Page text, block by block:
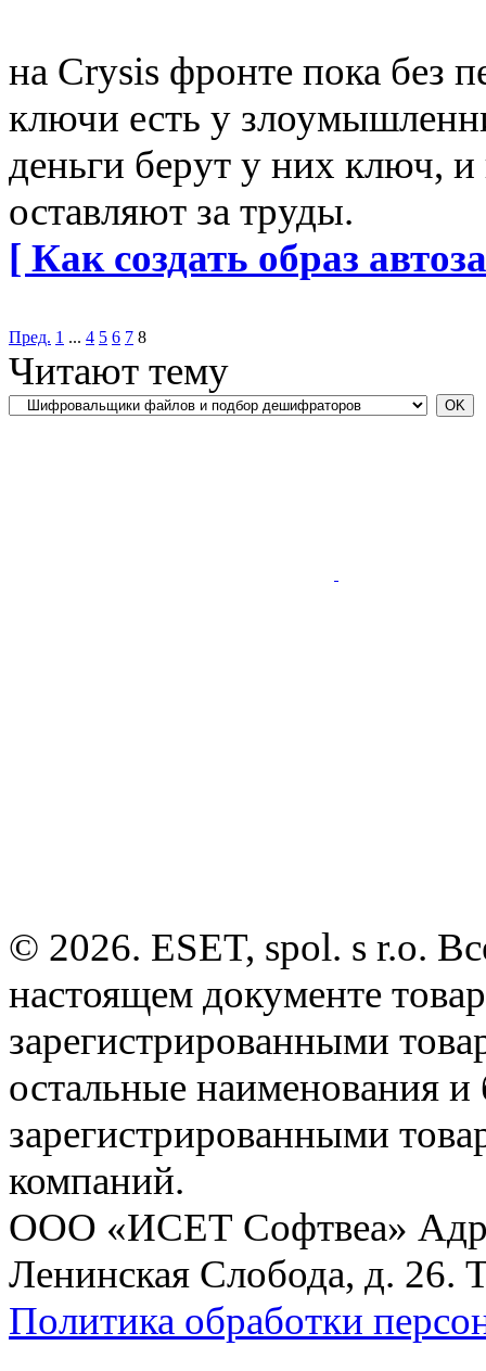
на Crysis фронте пока без
ключи есть у
деньги берут у них ключ,
оставляют за труды.
[ Как создать образ
Пред. 1 ... 4 5 6 7 8
Читают тему
© 2026. ESET, spol. s r.o.
настоящем документе
зарегистрированными
остальные наименования
зарегистрированными
компаний.
ООО «ИСЕТ Софтвеа»
Ленинская Слобода, д. 26.
Политика обработки